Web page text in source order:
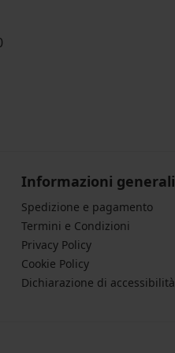
Informazioni generali
Spedizione e pagamento
Termini e Condizioni
Privacy Policy
Cookie Policy
Dichiarazione di accessibilità